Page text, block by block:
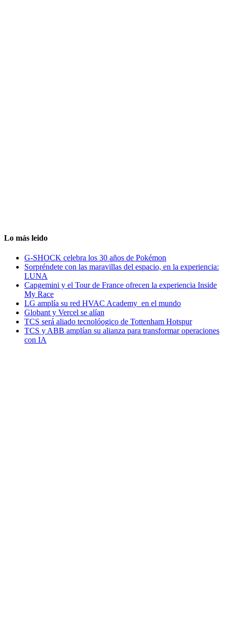
Lo más leido
G-SHOCK celebra los 30 años de Pokémon
Sorpréndete con las maravillas del espacio, en la experiencia:
LUNA
Capgemini y el Tour de France ofrecen la experiencia Inside
My Race
LG amplía su red HVAC Academy en el mundo
Globant y Vercel se alían
TCS será aliado tecnolóogico de Tottenham Hotspur
TCS y ABB amplían su alianza para transformar operaciones
con IA